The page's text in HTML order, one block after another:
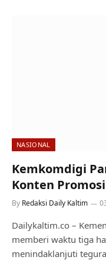
NASIONAL
Kemkomdigi
Konten
By Redaksi Daily Kaltim
Dailykaltim.co –
memberi waktu tiga
menindaklanjuti